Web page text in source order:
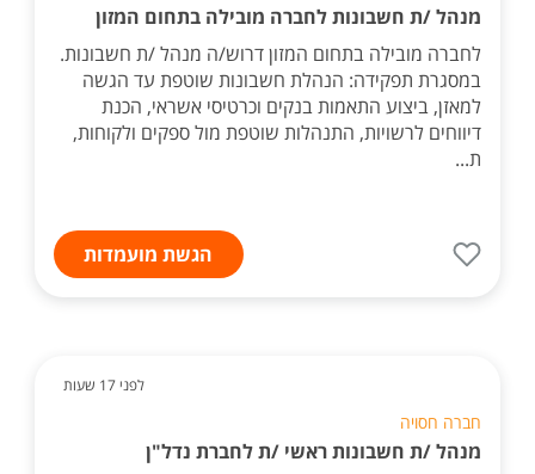
מנהל /ת חשבונות לחברה מובילה בתחום המזון
לחברה מובילה בתחום המזון דרוש/ה מנהל /ת חשבונות.
במסגרת תפקידה: הנהלת חשבונות שוטפת עד הגשה
למאזן, ביצוע התאמות בנקים וכרטיסי אשראי, הכנת
דיווחים לרשויות, התנהלות שוטפת מול ספקים ולקוחות,
ת...
הגשת מועמדות
לפני 17 שעות
חברה חסויה
מנהל /ת חשבונות ראשי /ת לחברת נדל"ן